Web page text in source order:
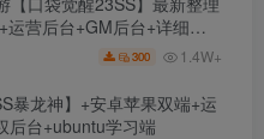
运营后台+GM后台+详细搭
300 1.4W+
暴龙神】+安卓苹果双端+运
后台+ubuntu学习端